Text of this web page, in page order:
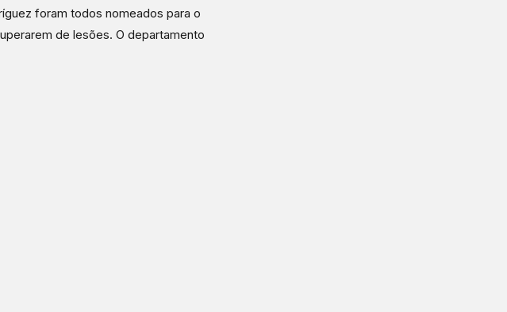
foram todos nomeados para o
de lesões. O departamento